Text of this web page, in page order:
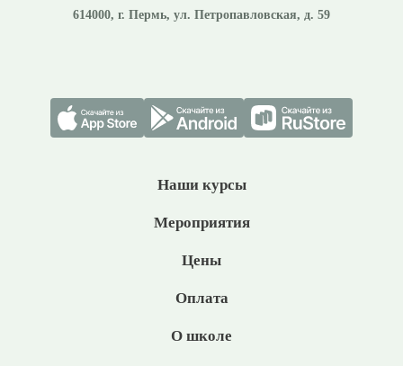
614000, г. Пермь, ул. Петропавловская, д. 59
Наши курсы
Мероприятия
Цены
Оплата
О школе